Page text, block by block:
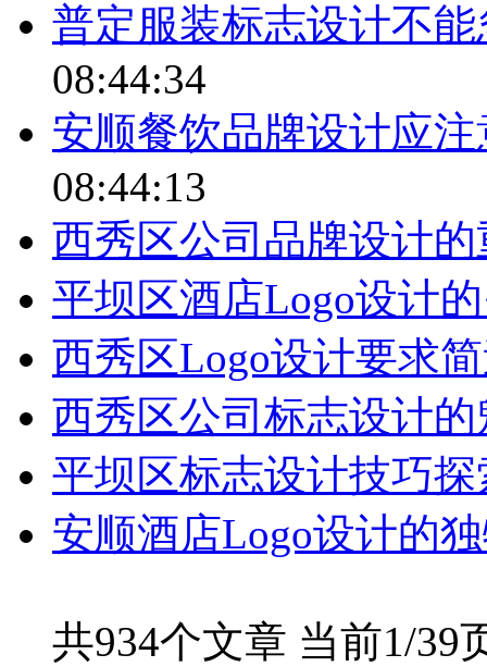
普定服装标志设计不
08:44:34
安顺餐饮品牌设计应
08:44:13
西秀区公司品牌设计
平坝区酒店Logo设计
西秀区Logo设计要求
西秀区公司标志设计
平坝区标志设计技巧探
安顺酒店Logo设计的
共934个文章 当前1/39